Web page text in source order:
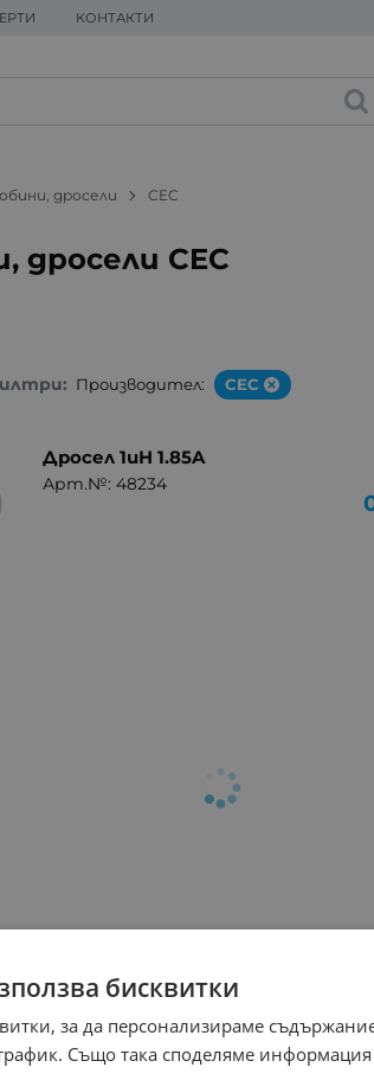
КОНТАКТИ
дросели CEC
дросели CEC
Производител: CEC
Дросел 1uH 1.85A
Арт.№: 48234
бисквитки
за да персонализираме
Също така споделяме